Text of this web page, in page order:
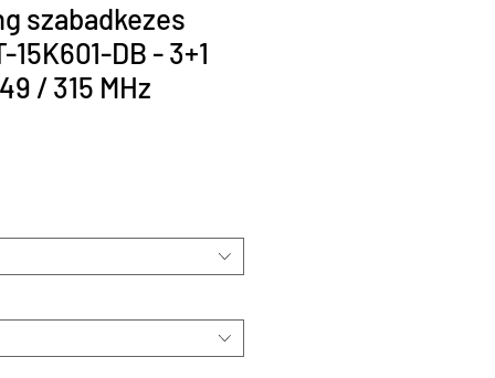
szabadkezes
DB - 3+1
/ 315 MHz